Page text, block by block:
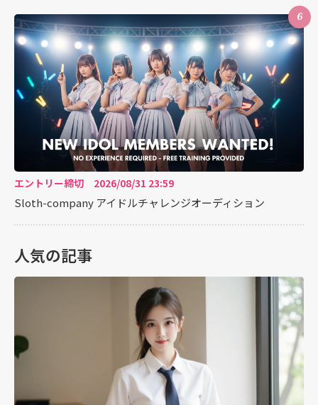
6
エントリー締切 2026/08/31 23:59
Sloth-company アイドルチャレンジオーディション
人気の記事